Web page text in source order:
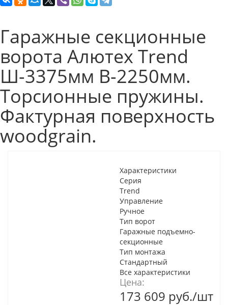
Гаражные секционные
ворота Алютех Trend
Ш-3375мм В-2250мм.
Торсионные пружины.
Фактурная поверхность
woodgrain.
Характеристики
Серия
Trend
Управление
Ручное
Тип ворот
Гаражные подъемно-
секционные
Тип монтажа
Стандартный
Все характеристики
Цена:
173 609 руб./шт